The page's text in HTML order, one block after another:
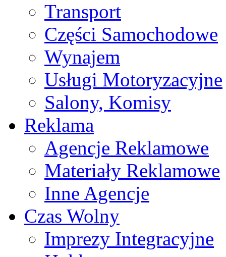
Transport
Części Samochodowe
Wynajem
Usługi Motoryzacyjne
Salony, Komisy
Reklama
Agencje Reklamowe
Materiały Reklamowe
Inne Agencje
Czas Wolny
Imprezy Integracyjne